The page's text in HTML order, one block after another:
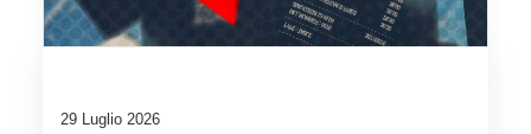
29 Luglio 2026